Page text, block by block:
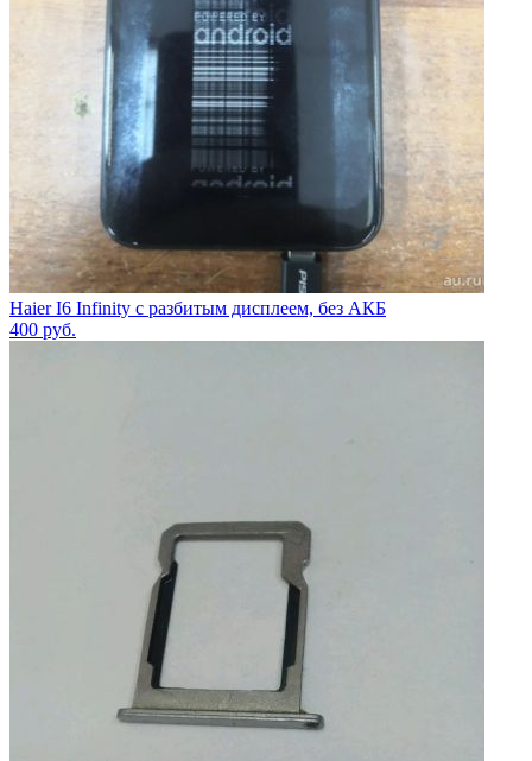
Haier I6 Infinity с разбитым дисплеем, без АКБ
400 руб.